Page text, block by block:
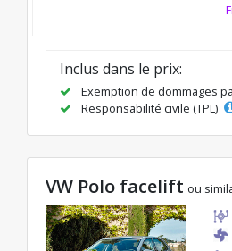
Inclus dans le prix:
Exemption de dommages
Responsabilité civile (TPL)
VW Polo facelift ou